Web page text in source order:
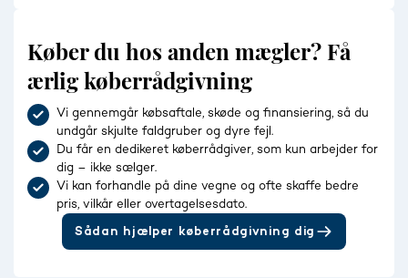
Køber du hos anden mægler? Få
ærlig køberrådgivning
Vi gennemgår købsaftale, skøde og finansiering, så du
undgår skjulte faldgruber og dyre fejl.
Du får en dedikeret køberrådgiver, som kun arbejder for
dig – ikke sælger.
Vi kan forhandle på dine vegne og ofte skaffe bedre
pris, vilkår eller overtagelsesdato.
Sådan hjælper køberrådgivning dig